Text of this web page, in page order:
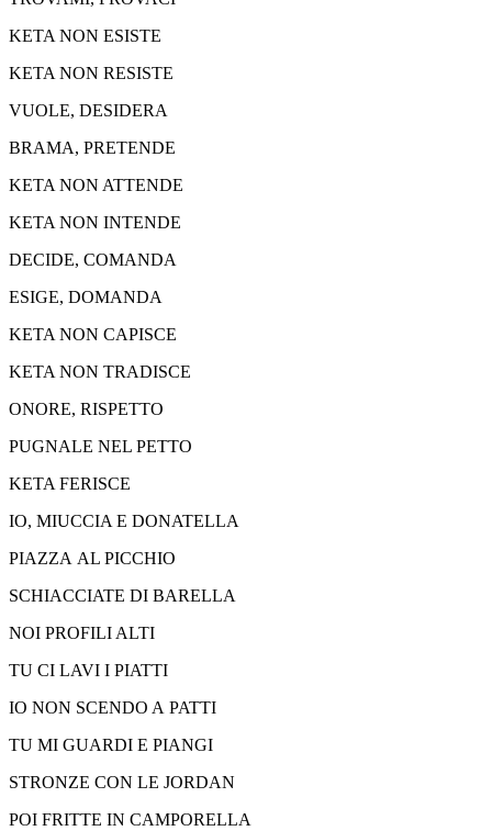
KETA NON ESISTE
KETA NON RESISTE
VUOLE, DESIDERA
BRAMA, PRETENDE
KETA NON ATTENDE
KETA NON INTENDE
DECIDE, COMANDA
ESIGE, DOMANDA
KETA NON CAPISCE
KETA NON TRADISCE
ONORE, RISPETTO
PUGNALE NEL PETTO
KETA FERISCE
IO, MIUCCIA E DONATELLA
PIAZZA AL PICCHIO
SCHIACCIATE DI BARELLA
NOI PROFILI ALTI
TU CI LAVI I PIATTI
IO NON SCENDO A PATTI
TU MI GUARDI E PIANGI
STRONZE CON LE JORDAN
POI FRITTE IN CAMPORELLA